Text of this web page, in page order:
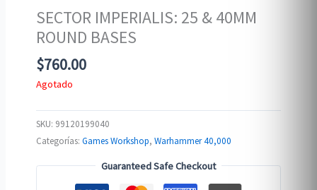
SECTOR IMPERIALIS: 25 & 40MM
ROUND BASES
$760.00
Agotado
SKU: 99120199040
Categorías:Games Workshop,Warhammer 40,000
Guaranteed Safe Checkout